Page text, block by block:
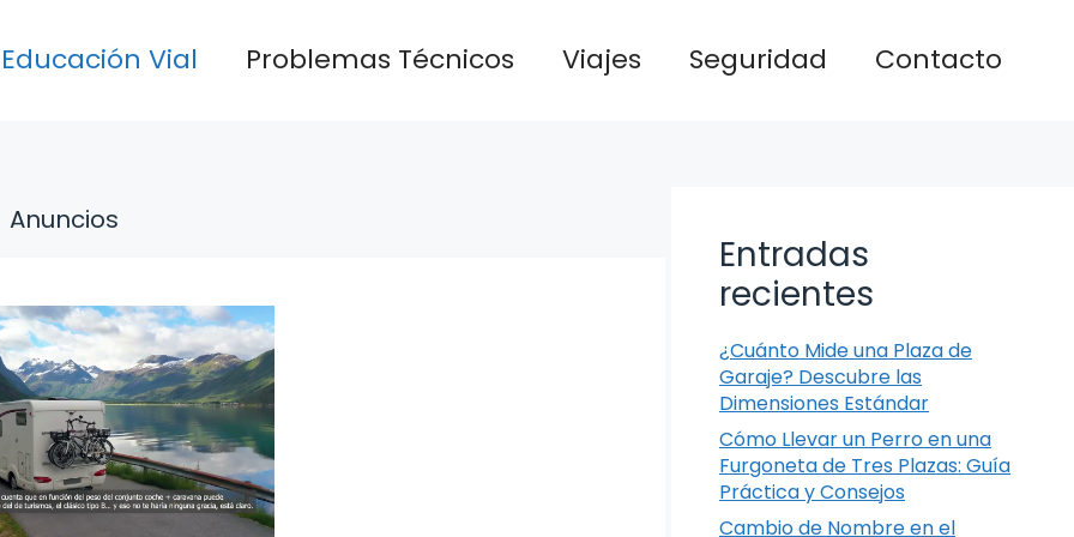
Educación Vial Problemas Técnicos Viajes Seguridad Contacto
Anuncios
Entradas
recientes
¿Cuánto Mide una Plaza de
Garaje? Descubre las
Dimensiones Estándar
Cómo Llevar un Perro en una
Furgoneta de Tres Plazas: Guía
Práctica y Consejos
Cambio de Nombre en el